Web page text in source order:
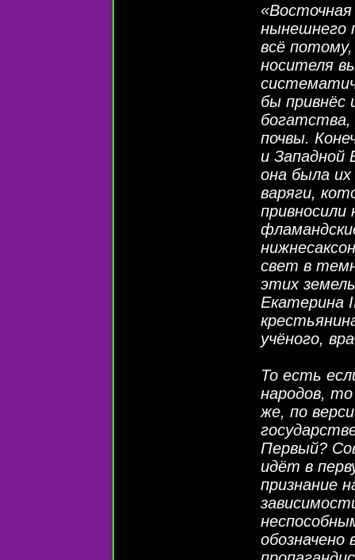
нынешнего
всё
носителя
бы привнёс
богатства,
почвы.
и Западной
она была
варяги,
привносили
свет в
этих
Екатерина
учёного,
То есть
народов,
же, по
Первый?
идёт в
признание
обозначено